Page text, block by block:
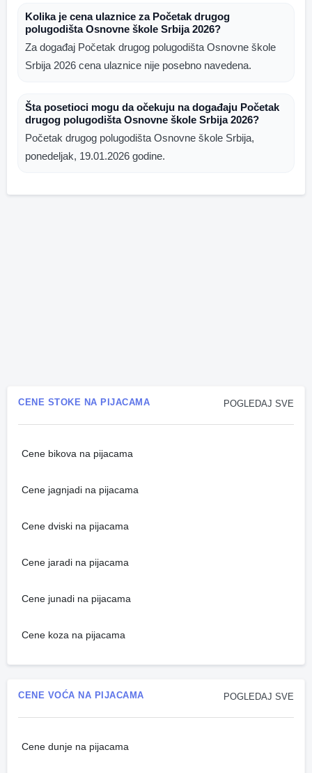
Kolika je cena ulaznice za Početak drugog
polugodišta Osnovne škole Srbija 2026?
Za događaj Početak drugog polugodišta Osnovne škole
Srbija 2026 cena ulaznice nije posebno navedena.
Šta posetioci mogu da očekuju na događaju Početak
drugog polugodišta Osnovne škole Srbija 2026?
Početak drugog polugodišta Osnovne škole Srbija,
ponedeljak, 19.01.2026 godine.
POGLEDAJ SVE
CENE STOKE NA PIJACAMA
Cene bikova na pijacama
Cene jagnjadi na pijacama
Cene dviski na pijacama
Cene jaradi na pijacama
Cene junadi na pijacama
Cene koza na pijacama
POGLEDAJ SVE
CENE VOĆA NA PIJACAMA
Cene dunje na pijacama